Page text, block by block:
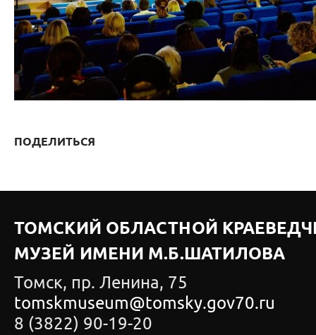
ПОДЕЛИТЬСЯ
ТОМСКИЙ ОБЛАСТНОЙ
МУЗЕЙ ИМЕНИ М.Б.ШАТИЛОВА
Томск, пр. Ленина, 75
tomskmuseum@tomsky.gov70.ru
8 (3822) 90-19-20